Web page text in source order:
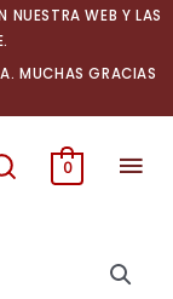
WEB Y LAS
MUCHAS GRACIAS
0